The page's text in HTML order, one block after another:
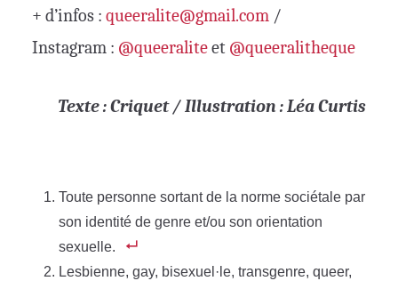
+ d’infos : queeralite@gmail.com /
Instagram : @queeraliteet @queeralitheque
Texte : Criquet / Illustration : Léa Curtis
Toute personne sortant de la norme sociétale par
son identité de genre et/ou son orientation
sexuelle.
Lesbienne, gay, bisexuel·le, transgenre, queer,